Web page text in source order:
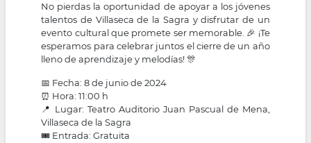
No pierdas la oportunidad de apoyar a los jóvenes
talentos de Villaseca de la Sagra y disfrutar de un
evento cultural que promete ser memorable. 🎉 ¡Te
esperamos para celebrar juntos el cierre de un año
lleno de aprendizaje y melodías! 🎊
📅 Fecha: 8 de junio de 2024
⏰ Hora: 11:00 h
📍 Lugar: Teatro Auditorio Juan Pascual de Mena,
Villaseca de la Sagra
🎟 Entrada: Gratuita